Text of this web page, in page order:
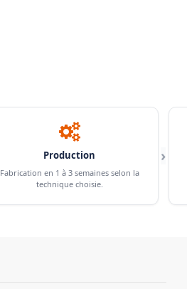
Production
Fabrication en 1 à 3 semaines selon la
technique choisie.
›